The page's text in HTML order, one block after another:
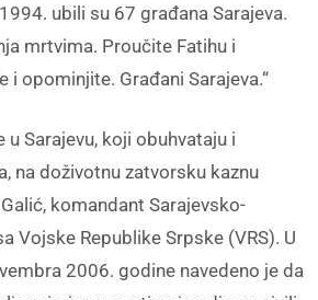
ubili su 67 građana Sarajeva.
mrtvima. Proučite Fatihu i
i opominjite. Građani Sarajeva.“
u Sarajevu, koji obuhvataju i
na doživotnu zatvorsku kaznu
komandant Sarajevsko-
Vojske Republike Srpske (VRS). U
2006. godine navedeno je da